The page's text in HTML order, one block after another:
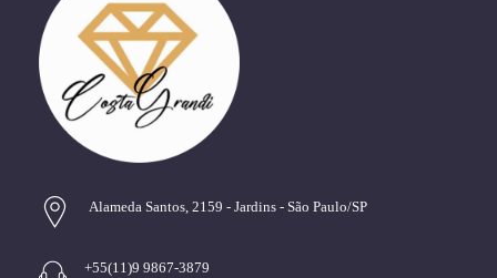
Alameda Santos, 2159 - Jardins - São Paulo/SP
+55(11)9 9867-3879